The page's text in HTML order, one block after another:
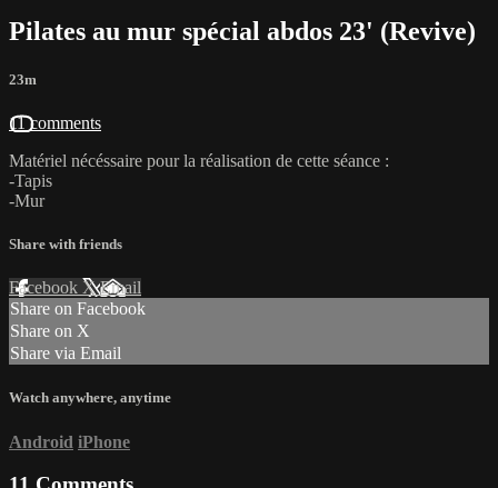
Pilates au mur spécial abdos 23' (Revive)
23m
11 comments
Matériel nécéssaire pour la réalisation de cette séance :
-Tapis
-Mur
Share with friends
Facebook XEmail
Share on Facebook
Share on X
Share via Email
Watch anywhere, anytime
Android iPhone